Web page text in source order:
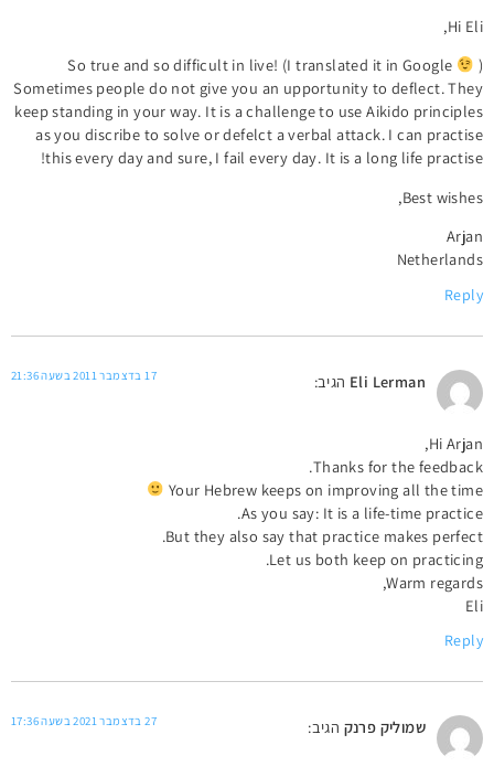
Hi Eli,
So true and so difficult in live! (I translated it in Google
)
Sometimes people do not give you an upportunity to deflect. They
keep standing in your way. It is a challenge to use Aikido principles
as you discribe to solve or defelct a verbal attack. I can practise
this every day and sure, I fail every day. It is a long life practise!
Best wishes,
Arjan
Netherlands
Reply
Eli Lerman הגיב: 17 בדצמבר 2011 בשעה 21:36
Hi Arjan,
Thanks for the feedback.
Your Hebrew keeps on improving all the time
As you say: It is a life-time practice.
But they also say that practice makes perfect.
Let us both keep on practicing.
Warm regards,
Eli
Reply
שמוליק פרנק הגיב: 27 בדצמבר 2021 בשעה 17:36